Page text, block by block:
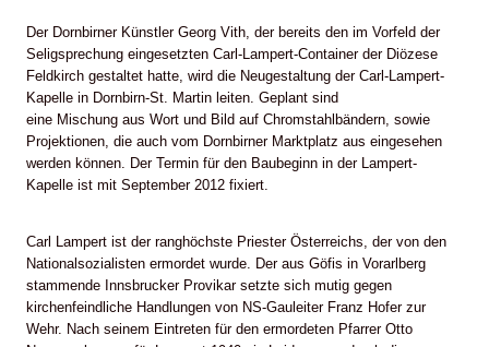
Der Dornbirner Künstler Georg Vith, der bereits den im Vorfeld der
Seligsprechung eingesetzten Carl-Lampert-Container der Diözese
Feldkirch gestaltet hatte, wird die Neugestaltung der Carl-Lampert-
Kapelle in Dornbirn-St. Martin leiten. Geplant sind
eine Mischung aus Wort und Bild auf Chromstahlbändern, sowie
Projektionen, die auch vom Dornbirner Marktplatz aus eingesehen
werden können. Der Termin für den Baubeginn in der Lampert-
Kapelle ist mit September 2012 fixiert.
Carl Lampert ist der ranghöchste Priester Österreichs, der von den
Nationalsozialisten ermordet wurde. Der aus Göfis in Vorarlberg
stammende Innsbrucker Provikar setzte sich mutig gegen
kirchenfeindliche Handlungen von NS-Gauleiter Franz Hofer zur
Wehr. Nach seinem Eintreten für den ermordeten Pfarrer Otto